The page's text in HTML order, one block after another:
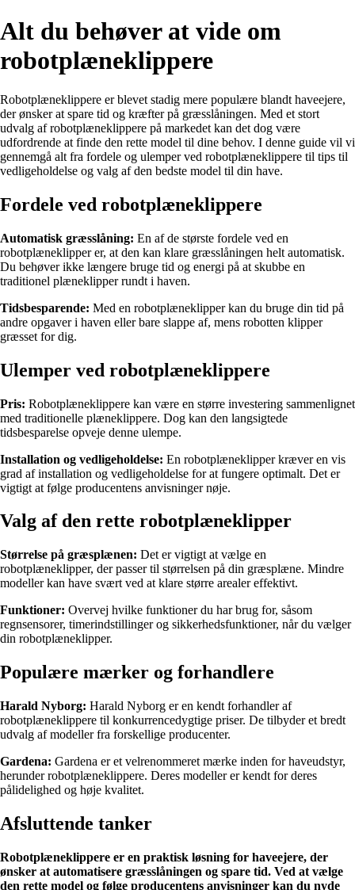
Alt du behøver at vide om
robotplæneklippere
Robotplæneklippere er blevet stadig mere populære blandt haveejere,
der ønsker at spare tid og kræfter på græsslåningen. Med et stort
udvalg af robotplæneklippere på markedet kan det dog være
udfordrende at finde den rette model til dine behov. I denne guide vil vi
gennemgå alt fra fordele og ulemper ved robotplæneklippere til tips til
vedligeholdelse og valg af den bedste model til din have.
Fordele ved robotplæneklippere
Automatisk græsslåning: En af de største fordele ved en
robotplæneklipper er, at den kan klare græsslåningen helt automatisk.
Du behøver ikke længere bruge tid og energi på at skubbe en
traditionel plæneklipper rundt i haven.
Tidsbesparende: Med en robotplæneklipper kan du bruge din tid på
andre opgaver i haven eller bare slappe af, mens robotten klipper
græsset for dig.
Ulemper ved robotplæneklippere
Pris: Robotplæneklippere kan være en større investering sammenlignet
med traditionelle plæneklippere. Dog kan den langsigtede
tidsbesparelse opveje denne ulempe.
Installation og vedligeholdelse: En robotplæneklipper kræver en vis
grad af installation og vedligeholdelse for at fungere optimalt. Det er
vigtigt at følge producentens anvisninger nøje.
Valg af den rette robotplæneklipper
Størrelse på græsplænen: Det er vigtigt at vælge en
robotplæneklipper, der passer til størrelsen på din græsplæne. Mindre
modeller kan have svært ved at klare større arealer effektivt.
Funktioner: Overvej hvilke funktioner du har brug for, såsom
regnsensorer, timerindstillinger og sikkerhedsfunktioner, når du vælger
din robotplæneklipper.
Populære mærker og forhandlere
Harald Nyborg: Harald Nyborg er en kendt forhandler af
robotplæneklippere til konkurrencedygtige priser. De tilbyder et bredt
udvalg af modeller fra forskellige producenter.
Gardena: Gardena er et velrenommeret mærke inden for haveudstyr,
herunder robotplæneklippere. Deres modeller er kendt for deres
pålidelighed og høje kvalitet.
Afsluttende tanker
Robotplæneklippere er en praktisk løsning for haveejere, der
ønsker at automatisere græsslåningen og spare tid. Ved at vælge
den rette model og følge producentens anvisninger kan du nyde